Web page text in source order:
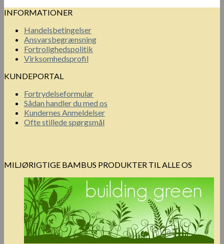
INFORMATIONER
Handelsbetingelser
Ansvarsbegrænsning
Fortrolighedspolitik
Virksomhedsprofil
KUNDEPORTAL
Fortrydelseformular
Sådan handler du med os
Kundernes Anmeldelser
Ofte stillede spørgsmål
MILJØRIGTIGE BAMBUS PRODUKTER TIL ALLE OS